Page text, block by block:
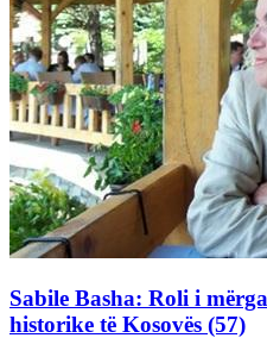
Sabile Basha: Roli i
historike të Kosovës (57)